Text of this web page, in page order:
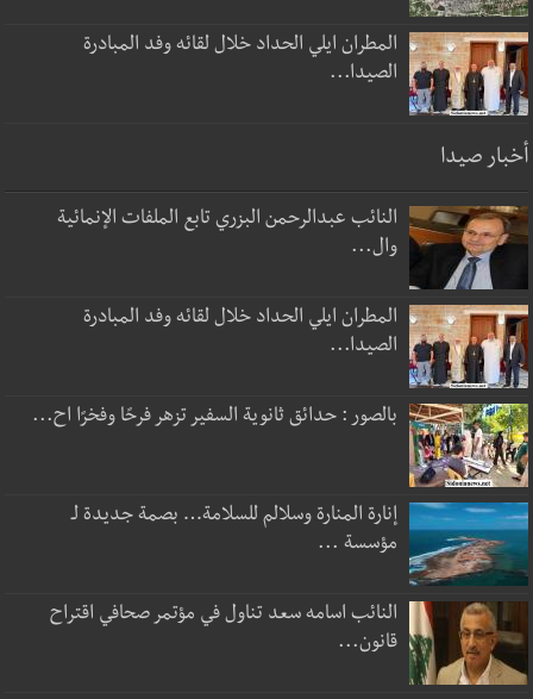
المطران ايلي الحداد خلال لقائه وفد المبادرة
الصيدا...
أخبار صيدا
النائب عبدالرحمن البزري تابع الملفات الإنمائية
وال...
المطران ايلي الحداد خلال لقائه وفد المبادرة
الصيدا...
بالصور : حدائق ثانوية السفير تزهر فرحًا وفخرًا اح...
إنارة المنارة وسلالم للسلامة… بصمة جديدة لـ
مؤسسة ...
النائب اسامه سعد تناول في مؤتمر صحافي اقتراح
قانون...